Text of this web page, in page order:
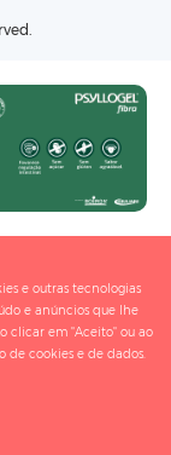
e outras tecnologias
e anúncios que lhe
clicar em "Aceito" ou ao
de cookies e de dados.